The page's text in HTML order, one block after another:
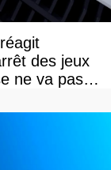
des jeux
ne va pas